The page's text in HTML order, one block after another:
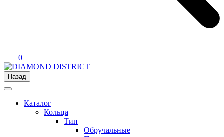
0
Назад
Каталог
Кольца
Тип
Обручальные